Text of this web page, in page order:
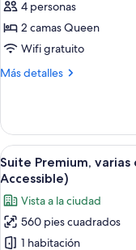
with
Sleeper
Sofa)
(King
Junior
with
Sleeper
Habitación
estándar,
2
camas
(Double
Queen
Accessible)
4 personas
2 camas Queen
Wifi gratuito
Más detalles
Más
estándar,
camas
Queen
(Double
Queen
Accessible)
Abrir
todas
las
fotos
de
3
Suite Premium,
Accessible)
Vista a la ciudad
560 pies cuadrados
1 habitación